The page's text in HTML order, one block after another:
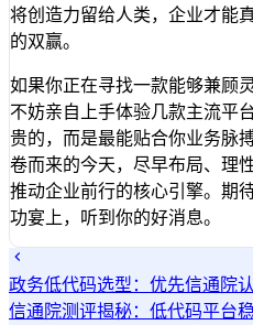
将创造力留给人类，企业才能
的双赢。
如果你正在寻找一款能够兼顾
不妨亲自上手体验几款主流平
贵的，而是最能贴合你业务脉
卷而来的今天，尽早布局、理
推动企业前行的核心引擎。期
功宴上，听到你的好消息。
政务低代码选型：优先信通院
信通院测评揭秘：低代码平台